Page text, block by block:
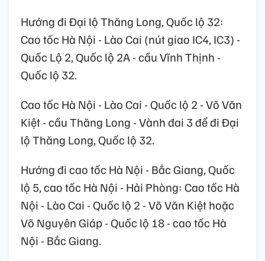
Hướng đi Đại lộ Thăng Long, Quốc lộ 32:
Cao tốc Hà Nội - Lào Cai (nút giao IC4, IC3) -
Quốc Lộ 2, Quốc lộ 2A - cầu Vĩnh Thịnh -
Quốc lộ 32.
Cao tốc Hà Nội - Lào Cai - Quốc lộ 2 - Võ Văn
Kiệt - cầu Thăng Long - Vành đai 3 để đi Đại
lộ Thăng Long, Quốc lộ 32.
Hướng đi cao tốc Hà Nội - Bắc Giang, Quốc
lộ 5, cao tốc Hà Nội - Hải Phòng: Cao tốc Hà
Nội - Lào Cai - Quốc lộ 2 - Võ Văn Kiệt hoặc
Võ Nguyên Giáp - Quốc lộ 18 - cao tốc Hà
Nội - Bắc Giang.